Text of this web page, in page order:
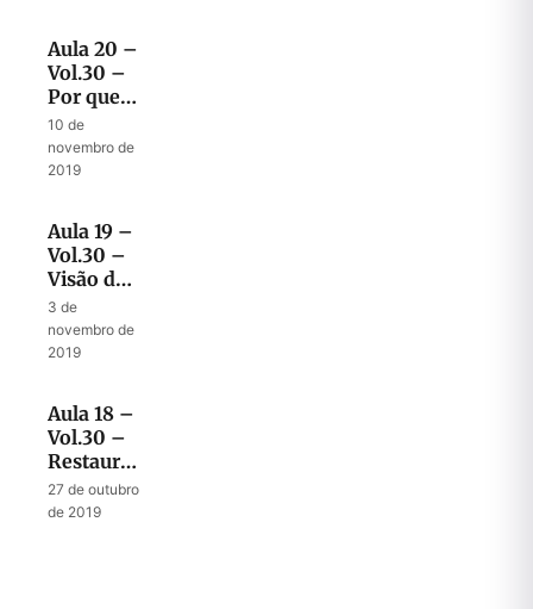
Aula 20 –
Vol.30 –
Por que
Deus deu
a visão do
templo
10 de
novembro de
2019
Aula 19 –
Vol.30 –
Visão do
templo
com o
retorno
3 de
novembro de
2019
Aula 18 –
Vol.30 –
Restauração
depende
do
27 de outubro
de 2019